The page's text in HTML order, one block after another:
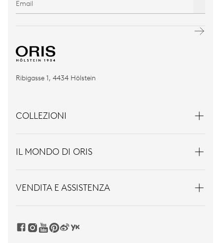
Ribigasse 1, 4434 Hölstein
COLLEZIONI
IL MONDO DI ORIS
VENDITA E ASSISTENZA